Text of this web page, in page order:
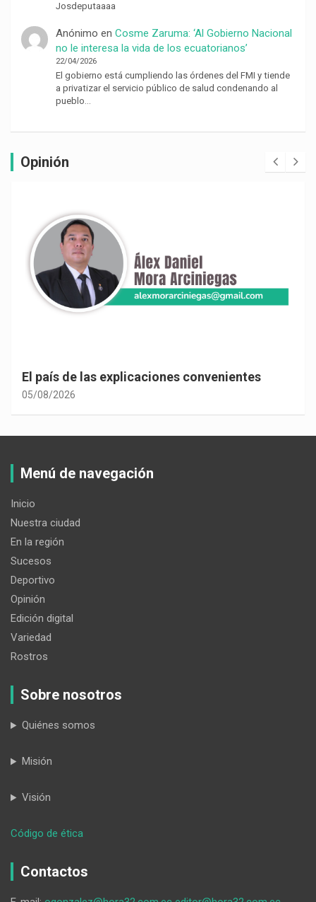
Josdeputaaaa
Anónimo en Cosme Zaruma: ‘Al Gobierno Nacional
no le interesa la vida de los ecuatorianos’
22/04/2026
El gobierno está cumpliendo las órdenes del FMI y tiende
a privatizar el servicio público de salud condenando al
pueblo…
Opinión
El país de las explicaciones convenientes
05/08/2026
Menú de navegación
Inicio
Nuestra ciudad
En la región
Sucesos
Deportivo
Opinión
Edición digital
Variedad
Rostros
Sobre nosotros
Quiénes somos
Misión
Visión
Código de ética
los
Contactos